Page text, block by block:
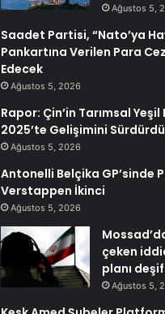
Ağustos 5,
Saadet Partisi, “Nato’ya
Pankartına Verilen Para
Edecek
Ağustos 5, 2026
Rapor: Çin’in Tarımsal Yeşil
2025’te Gelişimini Sürdürdü
Ağustos 5, 2026
Antonelli Belçika GP’sinde
Verstappen İkinci
Ağustos 5, 2026
çeken
planı
Ağustos 5,